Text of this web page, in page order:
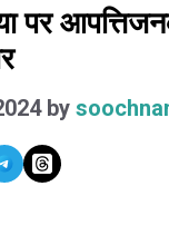
पर
by